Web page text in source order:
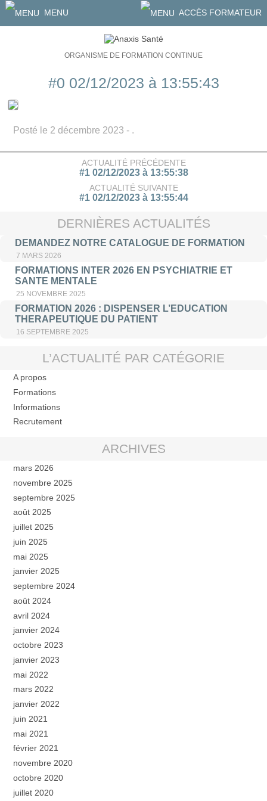
MENU ACCÈS FORMATEUR
ORGANISME DE FORMATION CONTINUE
#0 02/12/2023 à 13:55:43
Posté le 2 décembre 2023 - .
ACTUALITÉ PRÉCÉDENTE
#1 02/12/2023 à 13:55:38
ACTUALITÉ SUIVANTE
#1 02/12/2023 à 13:55:44
DERNIÈRES ACTUALITÉS
DEMANDEZ NOTRE CATALOGUE DE FORMATION
7 MARS 2026
FORMATIONS INTER 2026 EN PSYCHIATRIE ET
SANTE MENTALE
25 NOVEMBRE 2025
FORMATION 2026 : DISPENSER L’EDUCATION
THERAPEUTIQUE DU PATIENT
16 SEPTEMBRE 2025
L’ACTUALITÉ PAR CATÉGORIE
A propos
Formations
Informations
Recrutement
ARCHIVES
mars 2026
novembre 2025
septembre 2025
août 2025
juillet 2025
juin 2025
mai 2025
janvier 2025
septembre 2024
août 2024
avril 2024
janvier 2024
octobre 2023
janvier 2023
mai 2022
mars 2022
janvier 2022
juin 2021
mai 2021
février 2021
novembre 2020
octobre 2020
juillet 2020